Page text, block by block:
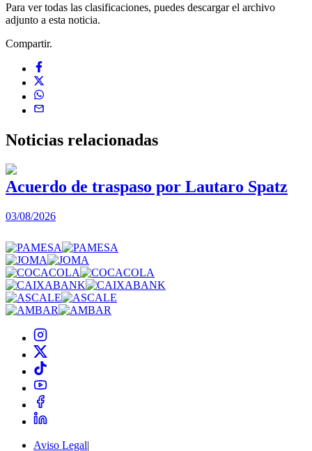
Para ver todas las clasificaciones, puedes descargar el archivo
adjunto a esta noticia.
Compartir.
Noticias relacionadas
Acuerdo de traspaso por Lautaro Spatz
03/08/2026
Aviso Legal|